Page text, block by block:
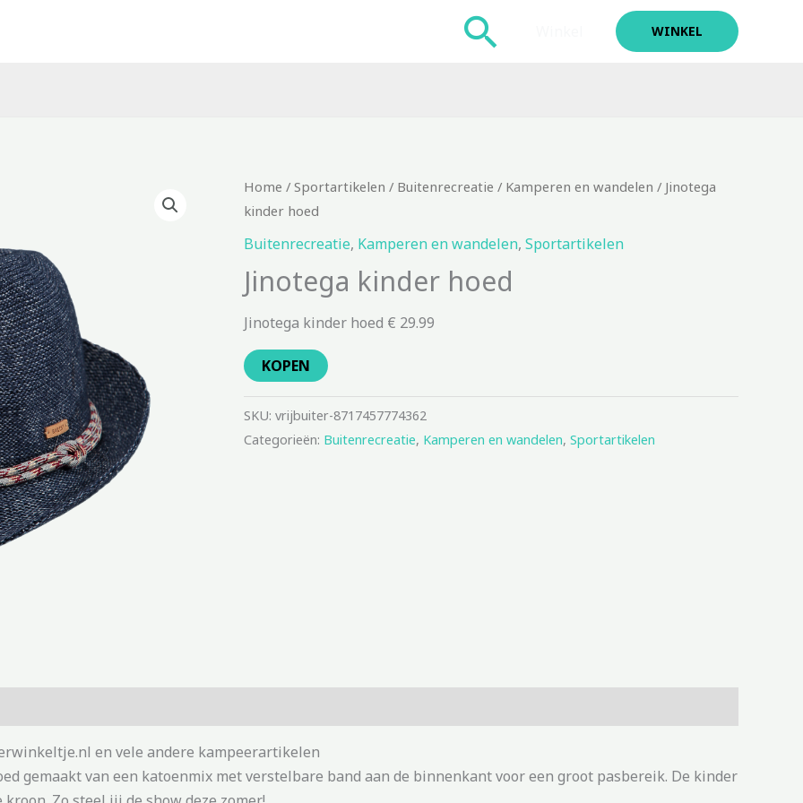
Zoeken WINKEL
Home / Sportartikelen / Buitenrecreatie / Kamperen en wandelen / Jinotega
kinder hoed
Buitenrecreatie, Kamperen en wandelen, Sportartikelen
Jinotega kinder hoed
Jinotega kinder hoed € 29.99
KOPEN
SKU: vrijbuiter-8717457774362
Categorieën: Buitenrecreatie, Kamperen en wandelen, Sportartikelen
en vele andere kampeerartikelen
gemaakt van een katoenmix met verstelbare band aan de binnenkant voor een groot pasbereik. De kinder